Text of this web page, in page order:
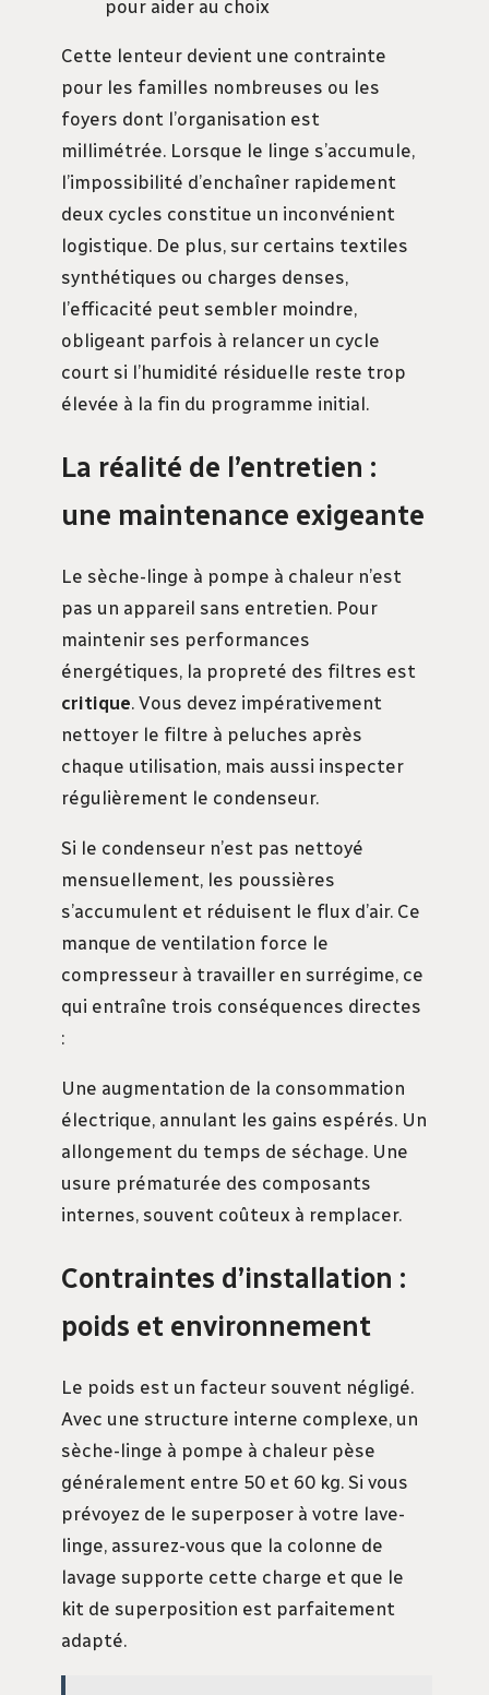
pour aider au choix
Cette lenteur devient une contrainte
pour les familles nombreuses ou les
foyers dont l’organisation est
millimétrée. Lorsque le linge s’accumule,
l’impossibilité d’enchaîner rapidement
deux cycles constitue un inconvénient
logistique. De plus, sur certains textiles
synthétiques ou charges denses,
l’efficacité peut sembler moindre,
obligeant parfois à relancer un cycle
court si l’humidité résiduelle reste trop
élevée à la fin du programme initial.
La réalité de l’entretien :
une maintenance exigeante
Le sèche-linge à pompe à chaleur n’est
pas un appareil sans entretien. Pour
maintenir ses performances
énergétiques, la propreté des filtres est
critique. Vous devez impérativement
nettoyer le filtre à peluches après
chaque utilisation, mais aussi inspecter
régulièrement le condenseur.
Si le condenseur n’est pas nettoyé
mensuellement, les poussières
s’accumulent et réduisent le flux d’air. Ce
manque de ventilation force le
compresseur à travailler en surrégime, ce
qui entraîne trois conséquences directes
:
Une augmentation de la consommation
électrique, annulant les gains espérés. Un
allongement du temps de séchage. Une
usure prématurée des composants
internes, souvent coûteux à remplacer.
Contraintes d’installation :
poids et environnement
Le poids est un facteur souvent négligé.
Avec une structure interne complexe, un
sèche-linge à pompe à chaleur pèse
généralement entre 50 et 60 kg. Si vous
prévoyez de le superposer à votre lave-
linge, assurez-vous que la colonne de
lavage supporte cette charge et que le
kit de superposition est parfaitement
adapté.